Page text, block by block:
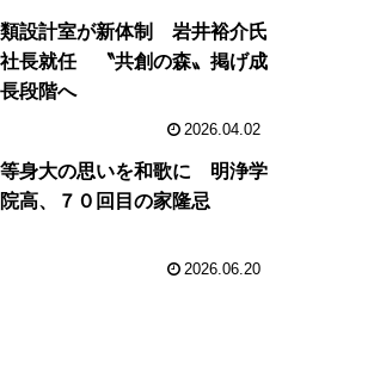
類設計室が新体制 岩井裕介氏
社長就任 〝共創の森〟掲げ成
長段階へ
2026.04.02
等身大の思いを和歌に 明浄学
院高、７０回目の家隆忌
2026.06.20